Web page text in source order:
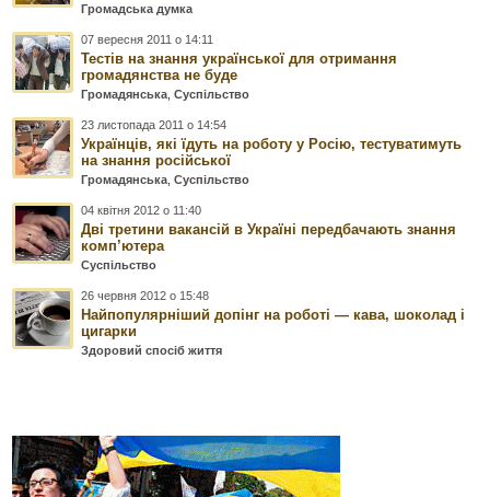
Громадська думка
07 вересня 2011 о 14:11
Тестів на знання української для отримання
громадянства не буде
Громадянська ,Суспільство
23 листопада 2011 о 14:54
Українців, які їдуть на роботу у Росію, тестуватимуть
на знання російської
Громадянська ,Суспільство
04 квітня 2012 о 11:40
Дві третини вакансій в Україні передбачають знання
комп’ютера
Суспільство
26 червня 2012 о 15:48
Найпопулярніший допінг на роботі — кава, шоколад і
цигарки
Здоровий спосіб життя